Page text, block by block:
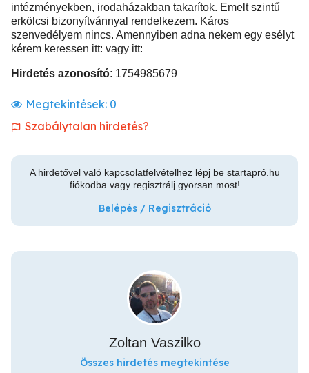
intézményekben, irodaházakban takarítok. Emelt szintű
erkölcsi bizonyítvánnyal rendelkezem. Káros
szenvedélyem nincs. Amennyiben adna nekem egy esélyt
kérem keressen itt: vagy itt:
Hirdetés azonosító: 1754985679
Megtekintések: 0
Szabálytalan hirdetés?
A hirdetővel való kapcsolatfelvételhez lépj be startapró.hu
fiókodba vagy regisztrálj gyorsan most!
Belépés / Regisztráció
Zoltan Vaszilko
Összes hirdetés megtekintése